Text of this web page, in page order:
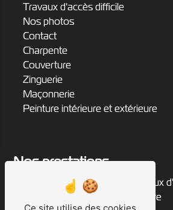
Travaux d'accès difficile
Nos photos
Contact
Charpente
Couverture
Zinguerie
Maçonnerie
Peinture intérieure et extérieure
Nos prestations
rénovation de toiture
travaux
peintre